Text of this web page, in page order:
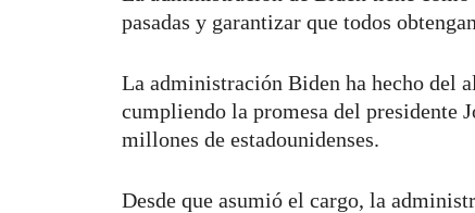
pasadas y garantizar que todos
La administración Biden ha hecho del
cumpliendo la promesa del presidente
millones de estadounidenses.
Desde que asumió el cargo, la